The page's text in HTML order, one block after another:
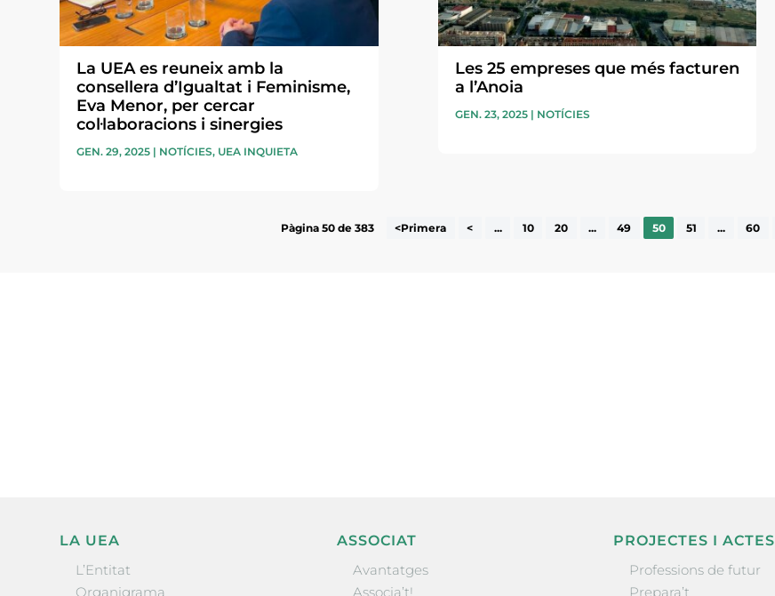
La UEA es reuneix amb la
consellera d’Igualtat i Feminisme,
Eva Menor, per cercar
col·laboracions i sinergies
GEN. 29, 2025 | NOTÍCIES, UEA INQUIETA
Les 25 empreses que més facturen
a l’Anoia
GEN. 23, 2025| NOTÍCIES
Pàgina 50 de 383 <Primera < ... 10 20 ... 49 50 51 ... 60
LA UEA
L’Entitat
Organigrama
ASSOCIAT
Avantatges
Associa’t!
PROJECTES I ACTES
Professions de futur
Prepara’t